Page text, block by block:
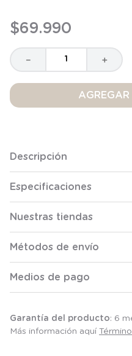
$69.990
＋
－
Descripción
Especificaciones
Nuestras tiendas
Métodos de envío
Medios de pago
Garantía del producto: 6
Más información aquí